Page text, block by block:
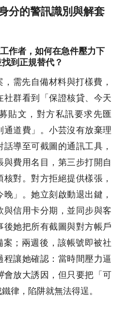
分的警訊識別與解套
作者，如何在急件壓力下
到正規替代？
需先自備材料與打樣費，
社群看到「保證核貸、今天
貼文，對方私訊要求先匯
通道費」。小芸沒有放棄理
導至可截圖的通訊工具，
費用名目，第三步打開自
對。對方拒絕提供樣張，
」。她立刻啟動退出鍵，
與信用卡分期，並同步與客
後她把所有截圖與對方帳戶
案；兩週後，該帳號即被社
程讓她確認：當時間壓力逼
會放大誘因，但只要把「可
律，陷阱就無法得逞。